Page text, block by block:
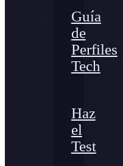
Guía
de
Perfiles
Tech
Haz
el
Test